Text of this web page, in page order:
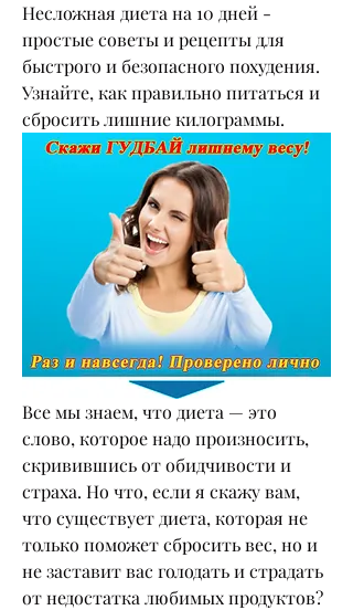
Несложная диета на 10 дней -
простые советы и рецепты для
быстрого и безопасного похудения.
Узнайте, как правильно питаться и
сбросить лишние килограммы.
Все мы знаем, что диета — это
слово, которое надо произносить,
скривившись от обидчивости и
страха. Но что, если я скажу вам,
что существует диета, которая не
только поможет сбросить вес, но и
не заставит вас голодать и страдать
от недостатка любимых продуктов?